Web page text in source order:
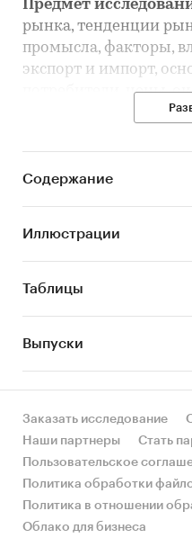
Предмет
рынка, тенденции
промысла, факторы,
экспорт и импорт,
потребители, цены,
привлекательности,
Описание
Оценка объема и
STEP-анализ
Описание
Оценка текущих
развития рынка
Оценка факторов
народного
Содержание
Иллюстрации
Таблицы
Выпуски
Заказать исследование
Наши партнеры
Стать
Пользовательское
Политика обработки
Политика в отношении
Облако для бизнеса